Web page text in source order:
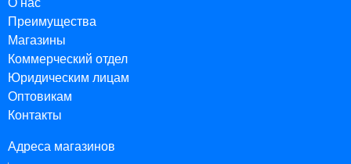
О нас
Преимущества
Магазины
Коммерческий отдел
Юридическим лицам
Оптовикам
Контакты
Адреса магазинов